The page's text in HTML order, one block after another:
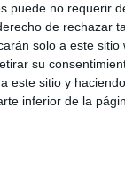
puede no requerir
de rechazar
solo a este sitio
su
este sitio y
inferior de la